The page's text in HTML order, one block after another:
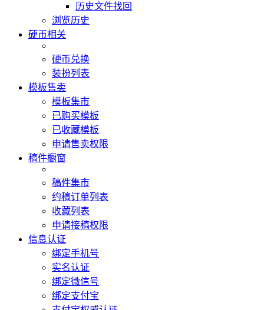
历史文件找回
浏览历史
硬币相关
硬币兑换
装扮列表
模板售卖
模板集市
已购买模板
已收藏模板
申请售卖权限
稿件橱窗
稿件集市
约稿订单列表
收藏列表
申请接稿权限
信息认证
绑定手机号
实名认证
绑定微信号
绑定支付宝